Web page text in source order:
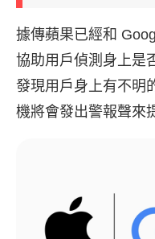
據傳蘋果已經和
協助用戶偵測身上是
發現用戶身上有不明
機將會發出警報聲來